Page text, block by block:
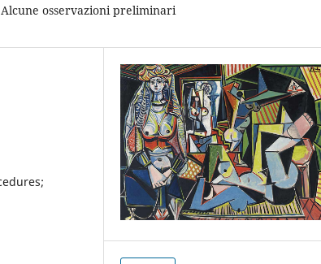
osservazioni preliminari